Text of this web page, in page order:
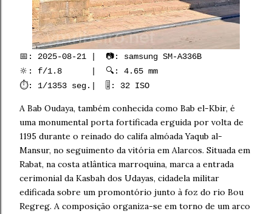
📅: 2025-08-21 | 📷: samsung SM-A336B
🔆: f/1.8 | 🔍: 4.65 mm
⏱️: 1/1353 seg.| 🎚️: 32 ISO
A Bab Oudaya, também conhecida como Bab el-Kbir, é
uma monumental porta fortificada erguida por volta de
1195 durante o reinado do califa almóada Yaqub al-
Mansur, no seguimento da vitória em Alarcos. Situada em
Rabat, na costa atlântica marroquina, marca a entrada
cerimonial da Kasbah dos Udayas, cidadela militar
edificada sobre um promontório junto à foz do rio Bou
Regreg. A composição organiza-se em torno de um arco